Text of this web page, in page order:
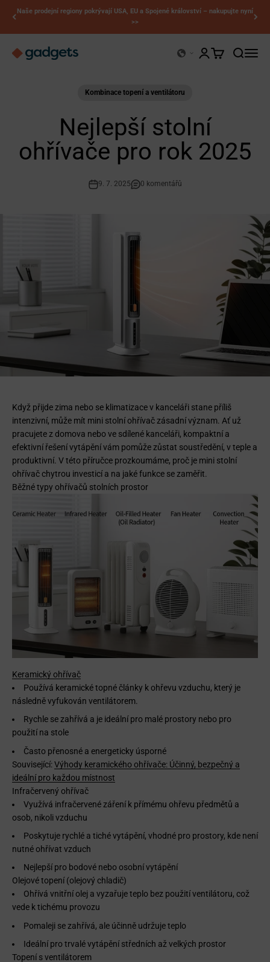
Přejít na obsah
Naše prodejní regiony pokrývají USA, EU a Spojené království – nakupujte nyní
>>
Otevřít
Kerry Gadgets Otevřít stránku
Otevřít košík
Kombinace topení a ventilátoru
Nejlepší stolní
ohřívače pro rok 2025
9. 7. 2025 0 komentářů
Když přijde zima nebo se klimatizace v kanceláři stane příliš
intenzivní, může mít mini stolní ohřívač zásadní význam. Ať už
pracujete z domova nebo ve sdílené kanceláři, kompaktní a
efektivní řešení vytápění vám pomůže zůstat soustředění, v teple a
produktivní. V této příručce prozkoumáme, proč je mini stolní
ohřívač chytrou investicí a na jaké funkce se zaměřit.
Běžné typy ohřívačů stolních prostor
Keramický ohřívač
Používá keramické topné články k ohřevu vzduchu, který je
následně vyfukován ventilátorem.
Rychle se zahřívá a je ideální pro malé prostory nebo pro
použití na stole
Často přenosné a energeticky úsporné
Související:Výhody keramického ohřívače: Účinný, bezpečný a
ideální pro každou místnost
Infračervený ohřívač
Využívá infračervené záření k přímému ohřevu předmětů a
osob, nikoli vzduchu
Poskytuje rychlé a tiché vytápění, vhodné pro prostory, kde není
nutné ohřívat vzduch
Nejlepší pro bodové nebo osobní vytápění
Olejové topení (olejový chladič)
Ohřívá vnitřní olej a vyzařuje teplo bez použití ventilátoru, což
vede k tichému provozu
Pomaleji se zahřívá, ale účinně udržuje teplo
Ideální pro trvalé vytápění středních až velkých prostor
Topení s ventilátorem